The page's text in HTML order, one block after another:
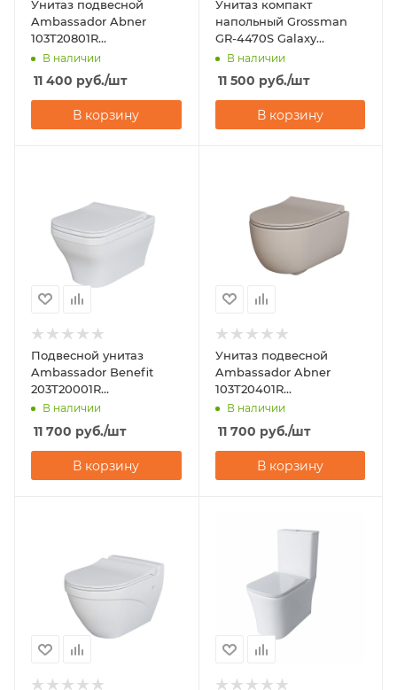
Унитаз подвесной
Ambassador Abner
103T20801R
(545х360х330)
горизонтальный выпуск
В наличии
11 400 руб./шт
В корзину
Унитаз компакт
напольный Grossman
GR-4470S Galaxy
(650х360х820) с
микролифтом
В наличии
11 500 руб./шт
В корзину
Подвесной унитаз
Ambassador Benefit
203T20001R
(535х340х360)
горизонтальный выпуск
В наличии
11 700 руб./шт
В корзину
Унитаз подвесной
Ambassador Abner
103T20401R
(545х360х330)
горизонтальный выпуск
В наличии
11 700 руб./шт
В корзину